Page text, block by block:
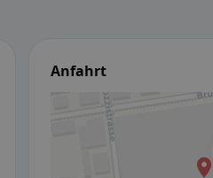
Anfahrt